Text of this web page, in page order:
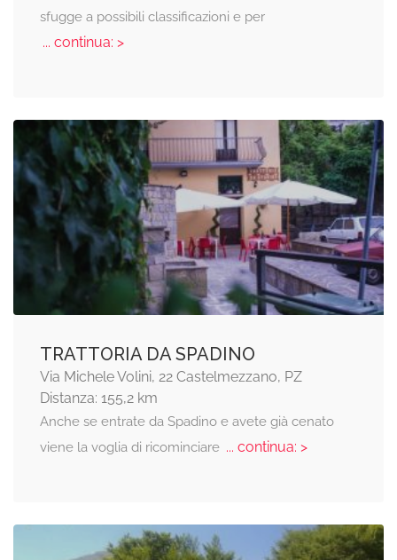
sfugge a possibili classificazioni e per
... continua: >
TRATTORIA DA SPADINO
Via Michele Volini, 22 Castelmezzano, PZ
Distanza: 155,2 km
Anche se entrate da Spadino e avete già cenato
viene la voglia di ricominciare... continua: >